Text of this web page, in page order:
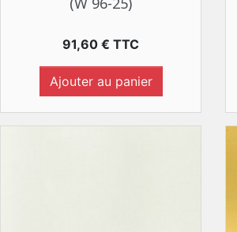
Prix
91,60 € TTC
Ajouter au panier